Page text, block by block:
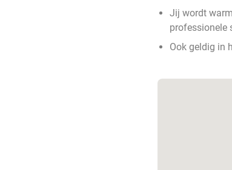
Jij wordt
professionele
Ook geldig in